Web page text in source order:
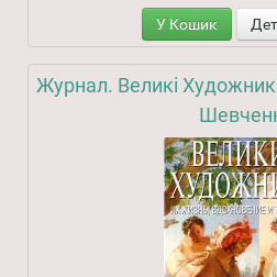
У Кошик
Журнал. Великі